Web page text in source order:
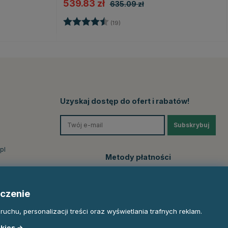
539.83 zł 635.09 zł
Ocena: (19)
Uzyskaj dostęp do ofert i rabatów!
Subskrybuj
Metody płatności
personalizacji treści oraz wyświetlania trafnych reklam.